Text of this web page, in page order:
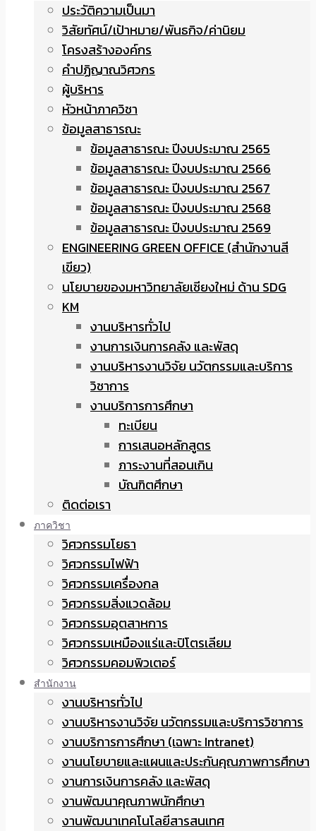
ประวัติความเป็นมา
วิสัยทัศน์/เป้าหมาย/พันธกิจ/ค่านิยม
โครงสร้างองค์กร
คำปฏิญาณวิศวกร
ผู้บริหาร
หัวหน้าภาควิชา
ข้อมูลสาธารณะ
ข้อมูลสาธารณะ ปีงบประมาณ 2565
ข้อมูลสาธารณะ ปีงบประมาณ 2566
ข้อมูลสาธารณะ ปีงบประมาณ 2567
ข้อมูลสาธารณะ ปีงบประมาณ 2568
ข้อมูลสาธารณะ ปีงบประมาณ 2569
ENGINEERING GREEN OFFICE (สำนักงานสี
เขียว)
นโยบายของมหาวิทยาลัยเชียงใหม่ ด้าน SDG
KM
งานบริหารทั่วไป
งานการเงินการคลัง และพัสดุ
งานบริหารงานวิจัย นวัตกรรมและบริการ
วิชาการ
งานบริการการศึกษา
ทะเบียน
การเสนอหลักสูตร
ภาระงานที่สอนเกิน
บัณฑิตศึกษา
ติดต่อเรา
ภาควิชา
วิศวกรรมโยธา
วิศวกรรมไฟฟ้า
วิศวกรรมเครื่องกล
วิศวกรรมสิ่งแวดล้อม
วิศวกรรมอุตสาหการ
วิศวกรรมเหมืองแร่และปิโตรเลียม
วิศวกรรมคอมพิวเตอร์
สำนักงาน
งานบริหารทั่วไป
งานบริหารงานวิจัย นวัตกรรมและบริการวิชาการ
งานบริการการศึกษา (เฉพาะ Intranet)
งานนโยบายและแผนและประกันคุณภาพการศึกษา
งานการเงินการคลัง และพัสดุ
งานพัฒนาคุณภาพนักศึกษา
งานพัฒนาเทคโนโลยีสารสนเทศ